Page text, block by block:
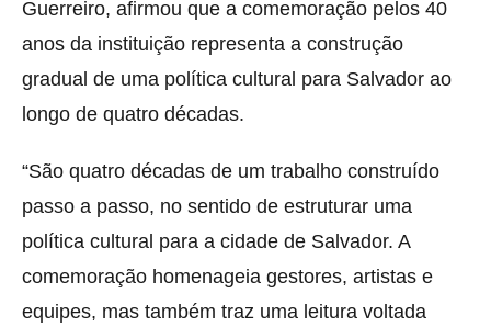
Guerreiro, afirmou que a comemoração pelos 40
anos da instituição representa a construção
gradual de uma política cultural para Salvador ao
longo de quatro décadas.
“São quatro décadas de um trabalho construído
passo a passo, no sentido de estruturar uma
política cultural para a cidade de Salvador. A
comemoração homenageia gestores, artistas e
equipes, mas também traz uma leitura voltada